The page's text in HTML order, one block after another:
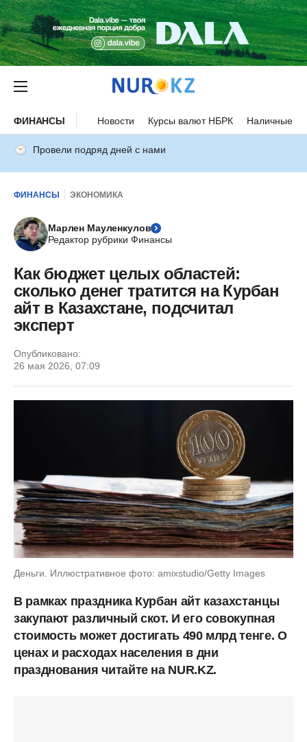
ФИНАНСЫ Новости Курсы валют НБРК Наличные
Провели подряд дней с нами
ФИНАНСЫ ЭКОНОМИКА
Марлен Мауленкулов
Редактор рубрики Финансы
Как бюджет целых областей:
сколько денег тратится на Курбан
айт в Казахстане, подсчитал
эксперт
Опубликовано:
26 мая 2026, 07:09
Деньги. Иллюстративное фото: amixstudio/Getty Images
В рамках праздника Курбан айт казахстанцы
закупают различный скот. И его совокупная
стоимость может достигать 490 млрд тенге. О
ценах и расходах населения в дни
празднования читайте на NUR.KZ.